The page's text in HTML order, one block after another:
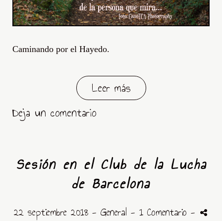
Caminando por el Hayedo.
Leer más
Deja un comentario
Sesión en el Club de la Lucha
de Barcelona
22 septiembre 2018 - General - 1 Comentario -